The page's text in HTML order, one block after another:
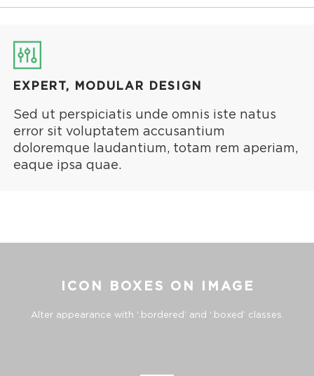
EXPERT, MODULAR DESIGN
Sed ut perspiciatis unde omnis iste natus
error sit voluptatem accusantium
doloremque laudantium, totam rem aperiam,
eaque ipsa quae.
ICON BOXES ON IMAGE
Alter appearance with ‘.bordered’ and ‘.boxed’ classes.